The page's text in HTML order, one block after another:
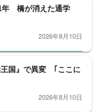
年 橋が消えた通学
2026年8月10日
王国』で異変 ｢ここに
2026年8月10日